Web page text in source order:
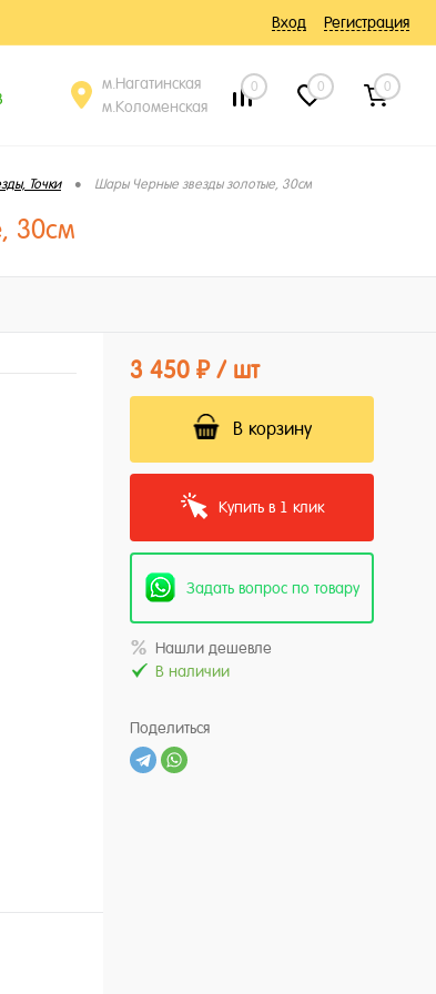
Вход Регистрация
м.Нагатинская
м.Коломенская
0 0 0
Точки • Шары Черные звезды золотые, 30см
30см
3 450 ₽ / шт
В корзину
Купить в 1 клик
Задать вопрос по товару
Нашли дешевле
В наличии
Поделиться